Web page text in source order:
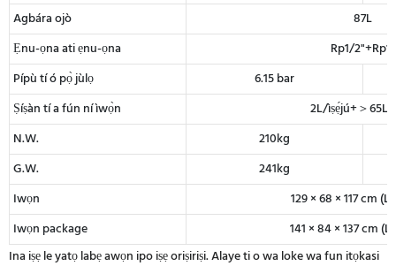
Agbára ojò
87L
Ẹnu-ọna ati ẹnu-ọna
Rp1/2"+Rp1"
Pípù tí ó pọ̀ jùlọ
6.15 bar
Ṣíṣàn tí a fún ní ìwọ̀n
2L/ìṣẹ́jú+＞65L/
N.W.
210kg
G.W.
241kg
Iwọn
129 × 68 × 117 cm (L
Iwọn package
141 × 84 × 137 cm (L
Ina iṣẹ le yatọ labẹ awọn ipo iṣẹ oriṣiriṣi. Alaye ti o wa loke wa fun itọkasi